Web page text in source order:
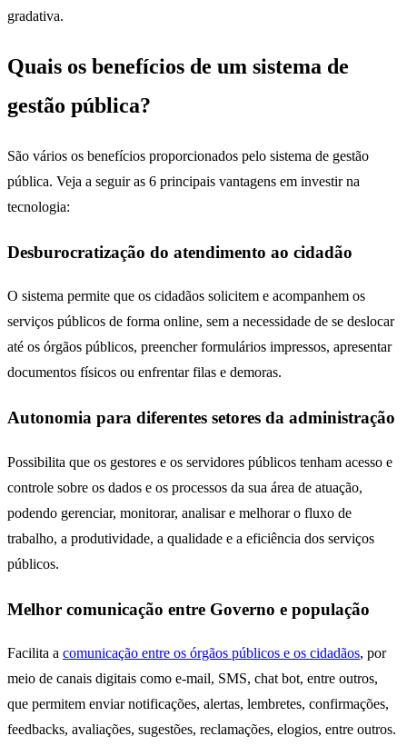
gradativa.
Quais os benefícios de um sistema de
gestão pública?
São vários os benefícios proporcionados pelo sistema de gestão
pública. Veja a seguir as 6 principais vantagens em investir na
tecnologia:
Desburocratização do atendimento ao cidadão
O sistema permite que os cidadãos solicitem e acompanhem os
serviços públicos de forma online, sem a necessidade de se deslocar
até os órgãos públicos, preencher formulários impressos, apresentar
documentos físicos ou enfrentar filas e demoras.
Autonomia para diferentes setores da administração
Possibilita que os gestores e os servidores públicos tenham acesso e
controle sobre os dados e os processos da sua área de atuação,
podendo gerenciar, monitorar, analisar e melhorar o fluxo de
trabalho, a produtividade, a qualidade e a eficiência dos serviços
públicos.
Melhor comunicação entre Governo e população
Facilita a comunicação entre os órgãos públicos e os cidadãos, por
meio de canais digitais como e-mail, SMS, chat bot, entre outros,
que permitem enviar notificações, alertas, lembretes, confirmações,
feedbacks, avaliações, sugestões, reclamações, elogios, entre outros.